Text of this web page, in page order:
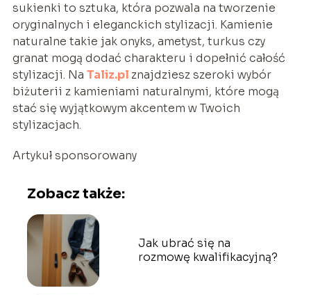
sukienki to sztuka, która pozwala na tworzenie
oryginalnych i eleganckich stylizacji. Kamienie
naturalne takie jak onyks, ametyst, turkus czy
granat mogą dodać charakteru i dopełnić całość
stylizacji. Na Taliz.pl znajdziesz szeroki wybór
biżuterii z kamieniami naturalnymi, które mogą
stać się wyjątkowym akcentem w Twoich
stylizacjach.
Artykuł sponsorowany
Zobacz także:
Jak ubrać się na
rozmowę kwalifikacyjną?